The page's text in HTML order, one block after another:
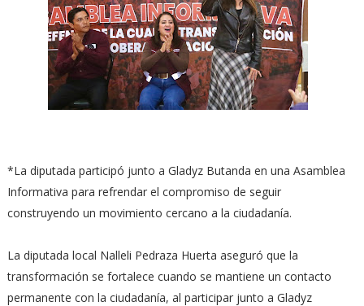
*La diputada participó junto a Gladyz Butanda en una Asamblea
Informativa para refrendar el compromiso de seguir
construyendo un movimiento cercano a la ciudadanía.
La diputada local Nalleli Pedraza Huerta aseguró que la
transformación se fortalece cuando se mantiene un contacto
permanente con la ciudadanía, al participar junto a Gladyz